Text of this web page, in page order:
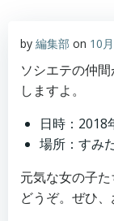
by 編集部 on 10
ソシエテの仲
しますよ。
日時：2018
場所：すみ
元気な女の子
どうぞ。ぜひ、